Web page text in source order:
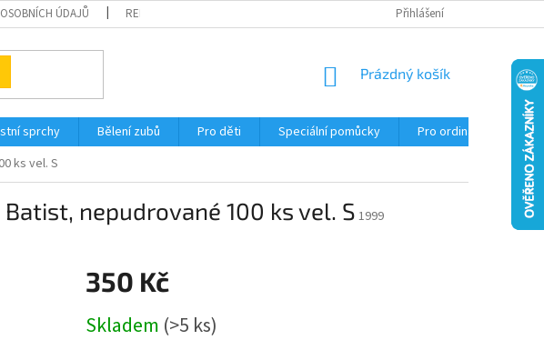
ÚDAJŮ REKLAMACE Přihlášení
NÁKUPNÍ
Prázdný košík
sprchy Bělení zubů Pro děti Speciální pomůcky Pro ordinace
ks vel. S
nepudrované 100 ks vel. S 1999
350 Kč
cena:
Skladem (>5 ks)